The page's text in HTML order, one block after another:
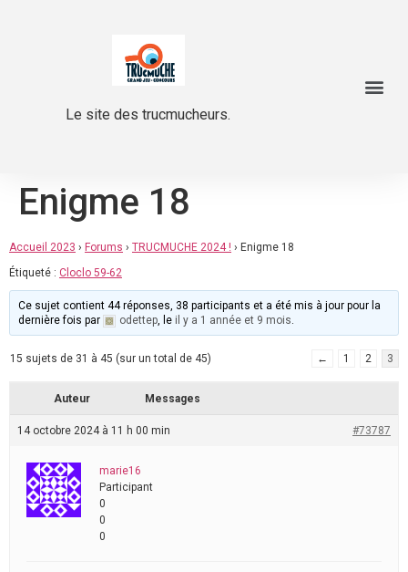
Le site des trucmucheurs.
Enigme 18
Accueil 2023 › Forums › TRUCMUCHE 2024 ! › Enigme 18
Étiqueté : Cloclo 59-62
Ce sujet contient 44 réponses, 38 participants et a été mis à jour pour la
dernière fois par
odettep, le il y a 1 année et 9 mois.
15 sujets de 31 à 45 (sur un total de 45) ← 1 2 3
Auteur Messages
14 octobre 2024 à 11 h 00 min #73787
marie16
Participant
0
0
0